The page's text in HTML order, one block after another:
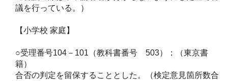
議を行っている。）
【小学校 家庭】
○受理番号104－101（教科書番号 503）：（東京書
籍）
合否の判定を留保することとした。（検定意見箇所数合